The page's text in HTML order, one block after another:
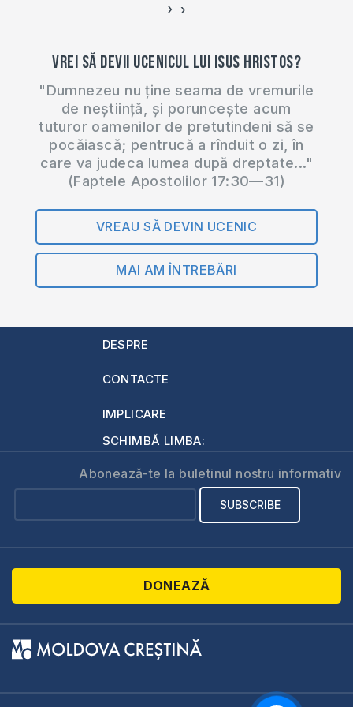
‹ ›
Vrei să devii ucenicul lui Isus Hristos?
"Dumnezeu nu ține seama de vremurile
de neștiință, și poruncește acum
tuturor oamenilor de pretutindeni să se
pocăiască; pentrucă a rînduit o zi, în
care va judeca lumea după dreptate..."
(Faptele Apostolilor 17:30—31)
VREAU SĂ DEVIN UCENIC
MAI AM ÎNTREBĂRI
DESPRE
CONTACTE
IMPLICARE
SCHIMBĂ LIMBA:
Abonează-te la buletinul nostru informativ
DONEAZĂ